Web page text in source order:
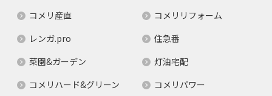
コメリ産直
コメリリフォーム
レンガ.pro
住急番
菜園&ガーデン
灯油宅配
コメリハード&グリーン
コメリパワー